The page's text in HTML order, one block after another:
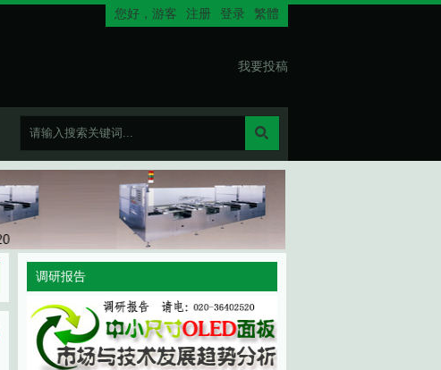
您好， 游客 注册 登录 繁體
我要投稿
调研报告